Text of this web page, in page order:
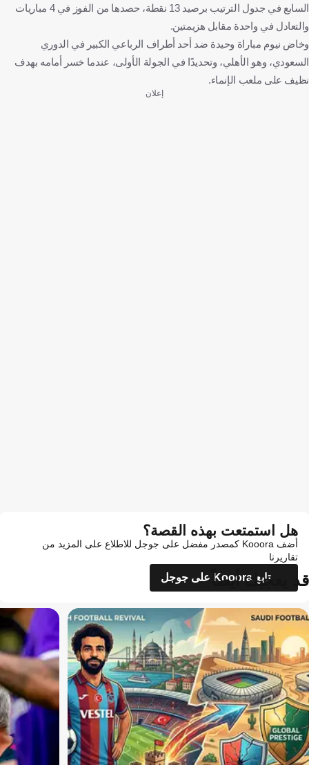
السابع في جدول الترتيب برصيد 13 نقطة، حصدها من الفوز في 4 مباريات
والتعادل في واحدة مقابل هزيمتين.
وخاض نيوم مباراة وحيدة ضد أحد أطراف الرباعي الكبير في الدوري
السعودي، وهو الأهلي، وتحديدًا في الجولة الأولى، عندما خسر أمامه بهدف
نظيف على ملعب الإنماء.
إعلان
هل استمتعت بهذه القصة؟
أضف Kooora كمصدر مفضل على جوجل للاطلاع على المزيد من
تقاريرنا
تابع Kooora على جوجل
قد يعجبك أيضاً